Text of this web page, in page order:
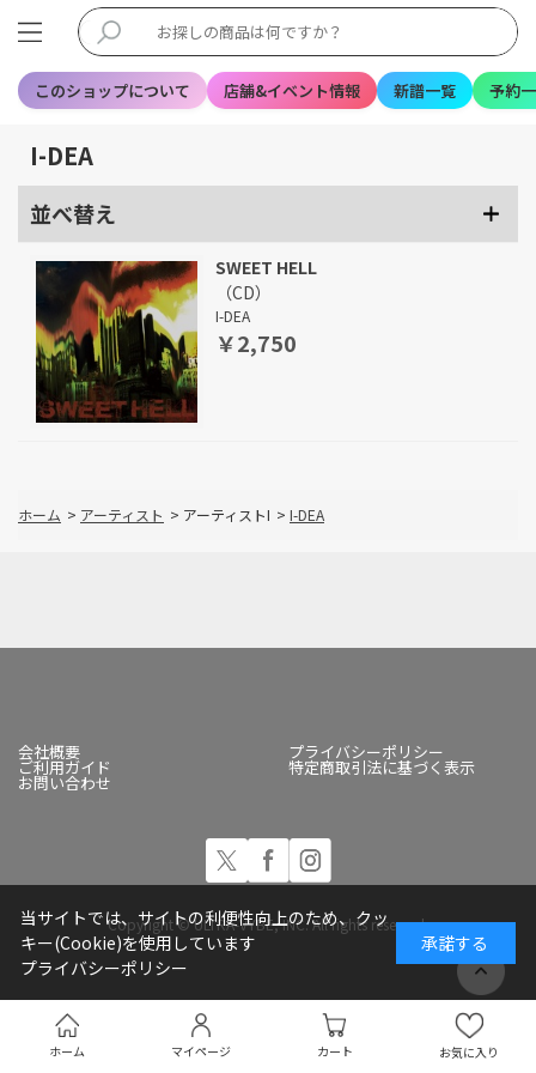
このショップについて 店舗&イベント情報 新譜一覧 予約
ホーム マイページ カート お気に入り
I-DEA
並べ替え
SWEET HELL
（CD）
I-DEA
￥2,750
ホーム > アーティスト > アーティストI > I-DEA
会社概要 プライバシーポリシー
ご利用ガイド 特定商取引法に基づく表示
お問い合わせ
Copyright © ULTRA-VYBE, INC. All rights reserved.
当サイトでは、サイトの利便性向上のため、クッ
キー(Cookie)を使用しています
プライバシーポリシー
承諾する